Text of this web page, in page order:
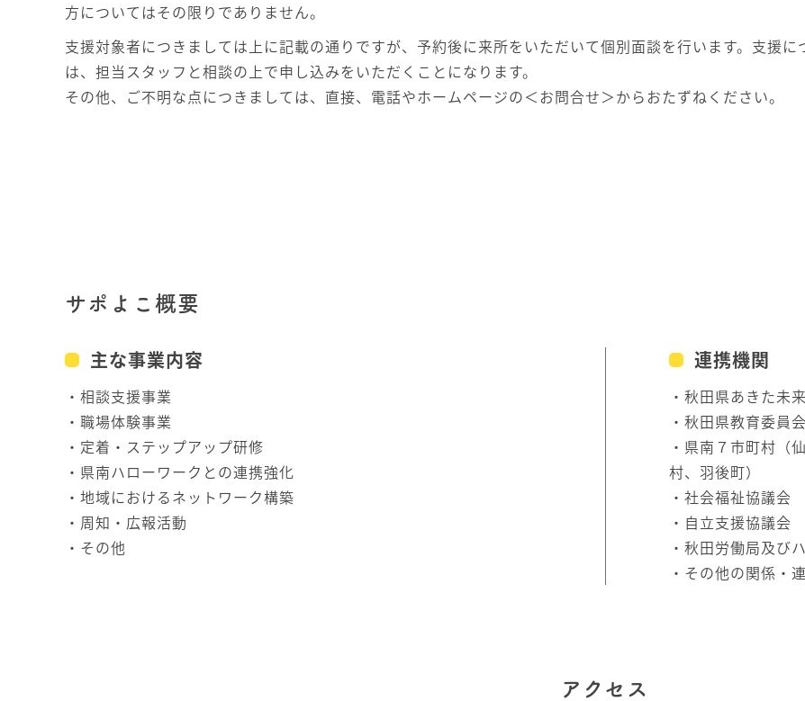
方についてはその限りでありません。
支援対象者につきましては上に記載の通りですが、予約後に来所をいただいて個別面談を行います。支援に
は、担当スタッフと相談の上で申し込みをいただくことになります。
その他、ご不明な点につきましては、直接、電話やホームページの＜お問合せ＞からおたずねください。
サポよこ概要
主な事業内容
・相談支援事業
・職場体験事業
・定着・ステップアップ研修
・県南ハローワークとの連携強化
・地域におけるネットワーク構築
・周知・広報活動
・その他
連携機関
・秋田県あきた未
・秋田県教育委員会
・県南７市町村（
村、羽後町）
・社会福祉協議会
・自立支援協議会
・秋田労働局及び
・その他の関係・
アクセス